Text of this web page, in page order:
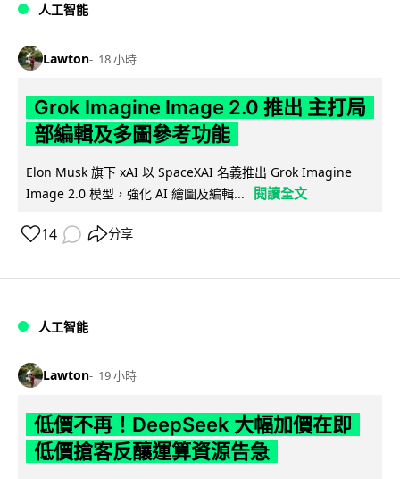
人工智能
Lawton 18 小時
Grok Imagine Image 2.0 推出 主打局
部編輯及多圖參考功能
Elon Musk 旗下 xAI 以 SpaceXAI 名義推出 Grok Imagine
Image 2.0 模型，強化 AI 繪圖及編輯...
閱讀全文
14 分享
人工智能
Lawton 19 小時
低價不再！DeepSeek 大幅加價在即
低價搶客反釀運算資源告急